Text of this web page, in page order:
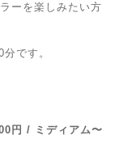
ーを楽しみたい方
です。
円 / ミディアム〜